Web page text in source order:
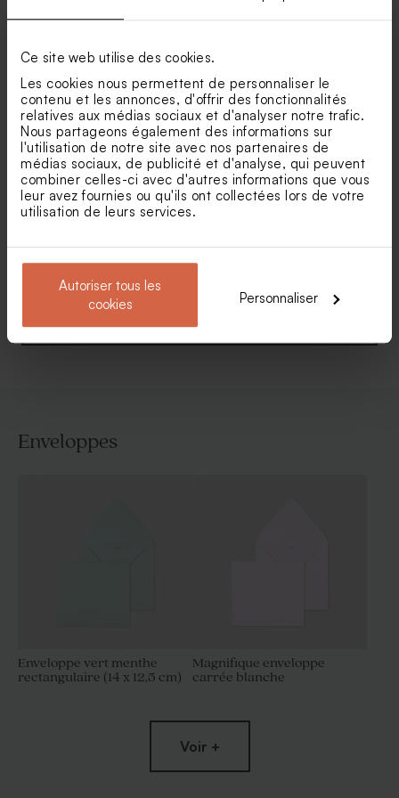
Ce site web utilise des cookies.
Les cookies nous permettent de personnaliser le
contenu et les annonces, d'offrir des fonctionnalités
relatives aux médias sociaux et d'analyser notre trafic.
Nous partageons également des informations sur
l'utilisation de notre site avec nos partenaires de
médias sociaux, de publicité et d'analyse, qui peuvent
combiner celles-ci avec d'autres informations que vous
leur avez fournies ou qu'ils ont collectées lors de votre
utilisation de leurs services.
Autoriser tous les
cookies
Personnaliser
naturels et symboliques
Invitation baptême vichy et
ruban vert
chaussons
Enveloppes
Enveloppe vert menthe
rectangulaire (14 x 12,5 cm)
Magnifique enveloppe
carrée blanche
Voir +